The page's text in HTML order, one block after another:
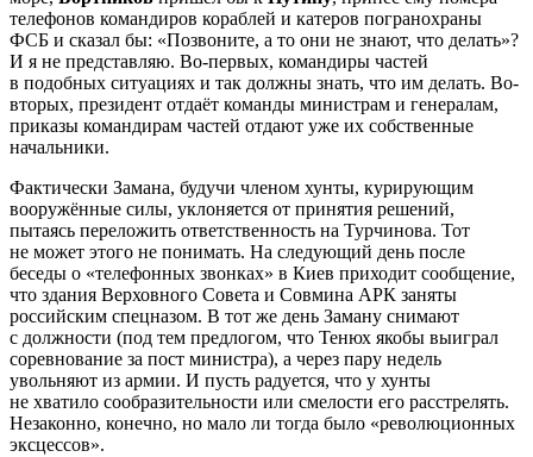
телефонов командиров кораблей и катеров погранохраны
ФСБ и сказал бы: «Позвоните, а то они не знают, что делать»?
И я не представляю. Во-первых, командиры частей
в подобных ситуациях и так должны знать, что им делать. Во-
вторых, президент отдаёт команды министрам и генералам,
приказы командирам частей отдают уже их собственные
начальники.
Фактически Замана, будучи членом хунты, курирующим
вооружённые силы, уклоняется от принятия решений,
пытаясь переложить ответственность на Турчинова. Тот
не может этого не понимать. На следующий день после
беседы о «телефонных звонках» в Киев приходит сообщение,
что здания Верховного Совета и Совмина АРК заняты
российским спецназом. В тот же день Заману снимают
с должности (под тем предлогом, что Тенюх якобы выиграл
соревнование за пост министра), а через пару недель
увольняют из армии. И пусть радуется, что у хунты
не хватило сообразительности или смелости его расстрелять.
Незаконно, конечно, но мало ли тогда было «революционных
эксцессов».